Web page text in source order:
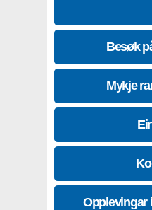
Besøk
Mykje
Opplevingar